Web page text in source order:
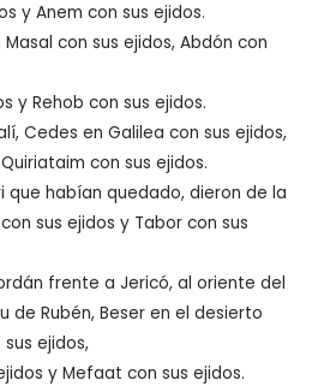
y Anem con sus ejidos.
con sus ejidos, Abdón con
y Rehob con sus ejidos.
Cedes en Galilea con sus ejidos,
con sus ejidos.
que habían quedado, dieron de la
sus ejidos y Tabor con sus
frente a Jericó, al oriente del
de Rubén, Beser en el desierto
ejidos,
y Mefaat con sus ejidos.